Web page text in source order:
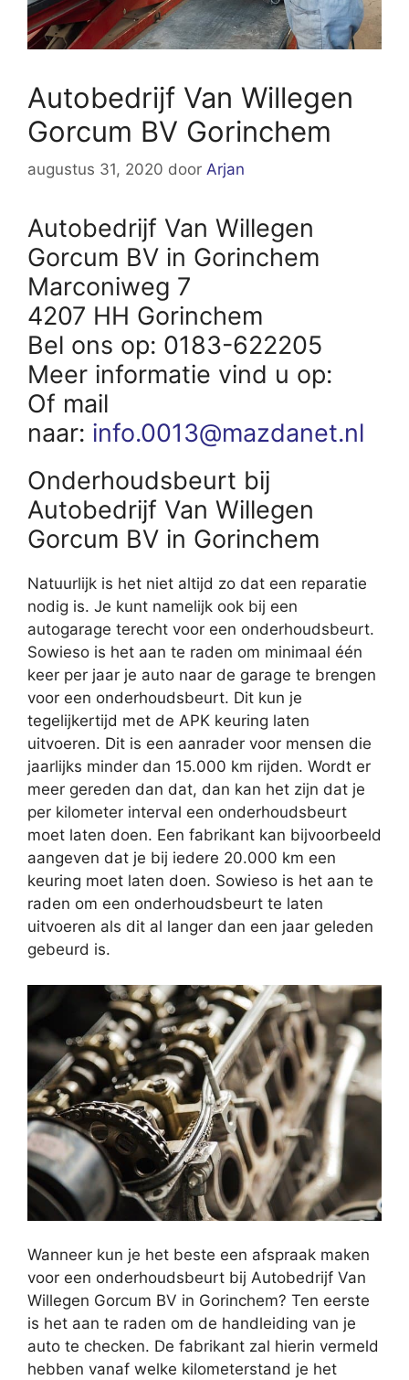
Autobedrijf Van Willegen
Gorcum BV Gorinchem
augustus 31, 2020 door Arjan
Autobedrijf Van Willegen
Gorcum BV in Gorinchem
Marconiweg 7
4207 HH Gorinchem
Bel ons op: 0183-622205
Meer informatie vind u op:
Of mail
naar: info.0013@mazdanet.nl
Onderhoudsbeurt bij
Autobedrijf Van Willegen
Gorcum BV in Gorinchem
Natuurlijk is het niet altijd zo dat een reparatie
nodig is. Je kunt namelijk ook bij een
autogarage terecht voor een onderhoudsbeurt.
Sowieso is het aan te raden om minimaal één
keer per jaar je auto naar de garage te brengen
voor een onderhoudsbeurt. Dit kun je
tegelijkertijd met de APK keuring laten
uitvoeren. Dit is een aanrader voor mensen die
jaarlijks minder dan 15.000 km rijden. Wordt er
meer gereden dan dat, dan kan het zijn dat je
per kilometer interval een onderhoudsbeurt
moet laten doen. Een fabrikant kan bijvoorbeeld
aangeven dat je bij iedere 20.000 km een
keuring moet laten doen. Sowieso is het aan te
raden om een onderhoudsbeurt te laten
uitvoeren als dit al langer dan een jaar geleden
gebeurd is.
Wanneer kun je het beste een afspraak maken
voor een onderhoudsbeurt bij Autobedrijf Van
Willegen Gorcum BV in Gorinchem? Ten eerste
is het aan te raden om de handleiding van je
auto te checken. De fabrikant zal hierin vermeld
hebben vanaf welke kilometerstand je het